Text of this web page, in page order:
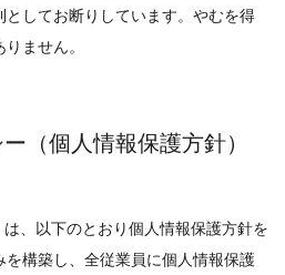
してお断りしています。やむを得
ません。
（個人情報保護方針）
、以下のとおり個人情報保護方針を
構築し、全従業員に個人情報保護